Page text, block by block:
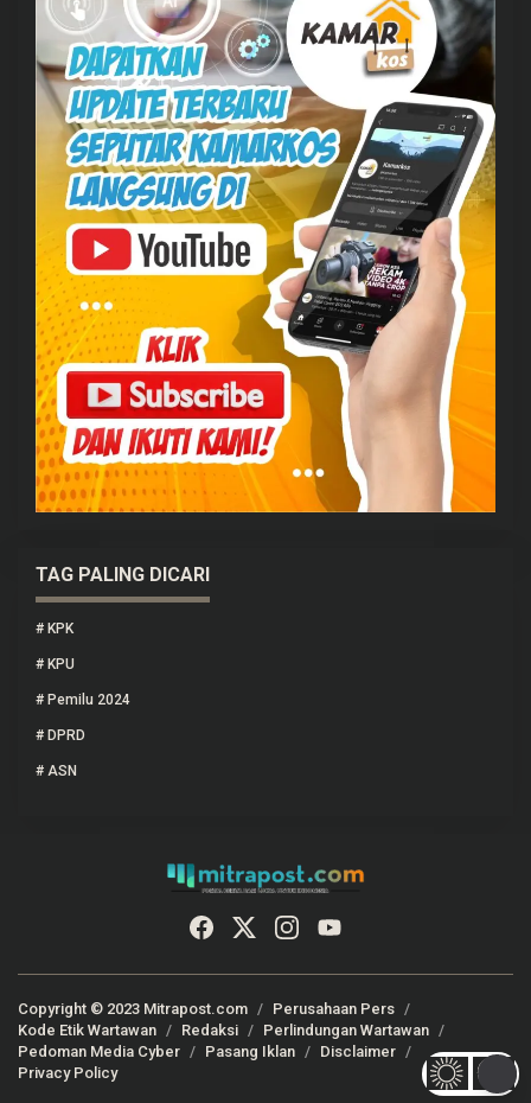
TAG PALING DICARI
# KPK
# KPU
# Pemilu 2024
# DPRD
# ASN
Copyright © 2023 Mitrapost.com
Perusahaan Pers
Kode Etik Wartawan
Redaksi
Perlindungan Wartawan
Pedoman Media Cyber
Pasang Iklan
Disclaimer
Privacy Policy